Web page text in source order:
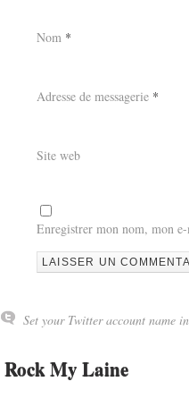
Nom *
Adresse de messagerie *
Site web
Enregistrer mon nom, mon
Set your Twitter account name
Rock My Laine